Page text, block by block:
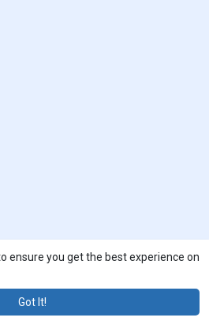
ensure you get the best experience on
Got It!